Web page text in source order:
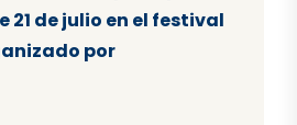
de julio en el festival
por